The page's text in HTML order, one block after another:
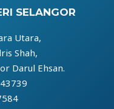
SELANGOR
Utara,
Shah,
Darul Ehsan.